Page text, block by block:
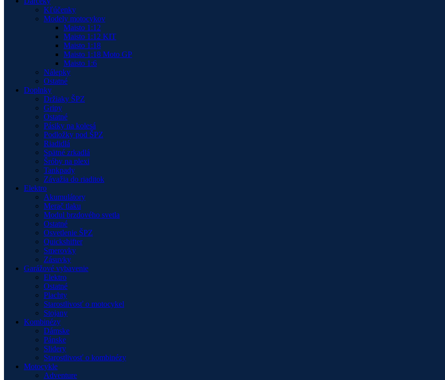
Kľúčenky
Modely motocykov
Maisto 1:12
Maisto 1:12 KIT
Maisto 1:18
Maisto 1:18 Moto GP
Maisto 1:6
Nálepky
Ostatné
Doplnky
Držiaky ŠPZ
Gripy
Ostatné
Pásiky na kolesá
Podložky pod ŠPZ
Riadidlá
Spätné zrkadlá
Šróby na plexi
Tankpady
Závažia do riaditok
Elektro
Akumulátory
Merač tlaku
Modul brzdového svetla
Ostatné
Osvetlenie ŠPZ
Quickshifter
Smerovky
Zásuvky
Garážové vybavenie
Elektro
Ostatné
Plachty
Starostlivosť o motocykel
Stojany
Kombinézy
Dámske
Pánske
Slidery
Starostlivosť o kombinézy
Motocykle
Adventure